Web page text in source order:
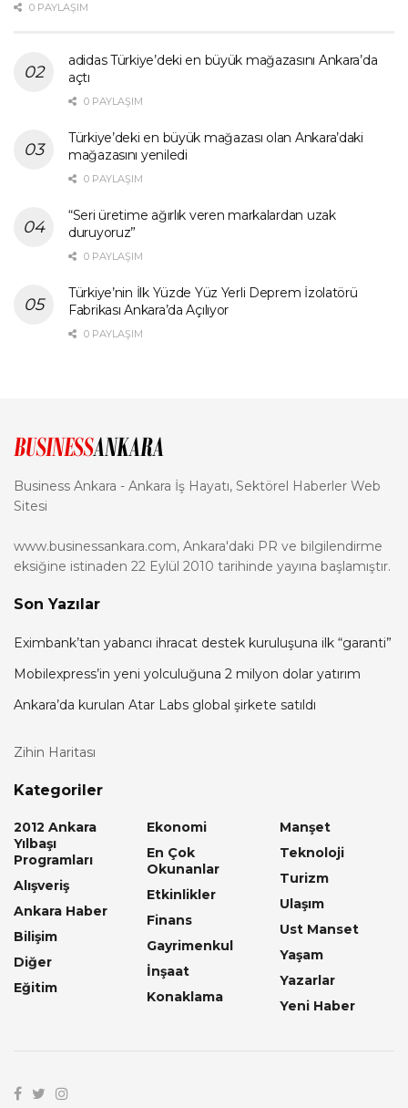
0 PAYLAŞIM
adidas Türkiye’deki en büyük mağazasını Ankara’da
açtı
0 PAYLAŞIM
Türkiye’deki en büyük mağazası olan Ankara’daki
mağazasını yeniledi
0 PAYLAŞIM
“Seri üretime ağırlık veren markalardan uzak
duruyoruz”
0 PAYLAŞIM
Türkiye’nin İlk Yüzde Yüz Yerli Deprem İzolatörü
Fabrikası Ankara’da Açılıyor
0 PAYLAŞIM
Business Ankara - Ankara İş Hayatı, Sektörel Haberler Web
Sitesi
www.businessankara.com, Ankara'daki PR ve bilgilendirme
eksiğine istinaden 22 Eylül 2010 tarihinde yayına başlamıştır.
Son Yazılar
Eximbank’tan yabancı ihracat destek kuruluşuna ilk “garanti”
Mobilexpress’in yeni yolculuğuna 2 milyon dolar yatırım
Ankara’da kurulan Atar Labs global şirkete satıldı
Zihin Haritası
Kategoriler
2012 Ankara
Yılbaşı
Programları
Alışveriş
Ankara Haber
Bilişim
Diğer
Eğitim
Ekonomi
En Çok
Okunanlar
Etkinlikler
Finans
Gayrimenkul
İnşaat
Konaklama
Manşet
Teknoloji
Turizm
Ulaşım
Ust Manset
Yaşam
Yazarlar
Yeni Haber